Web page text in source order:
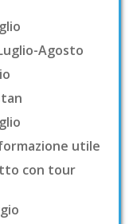
Agosto
utile
con tour